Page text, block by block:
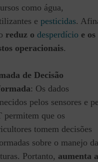
como água,
e pesticidas.
reduz o desperdício e os
operacionais.
de Decisão
: Os dados
pelos sensores e
permitem que os
tomem decisões
sobre o manejo
Portanto, aumenta a